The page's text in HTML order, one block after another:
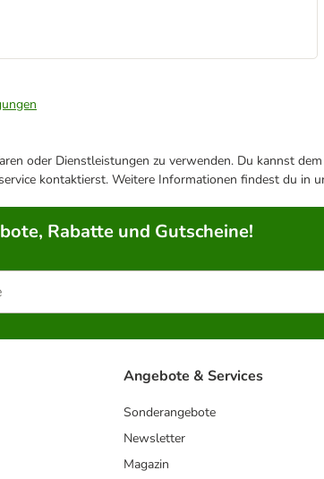
oder Dienstleistungen zu verwenden. Du kannst
kontaktierst. Weitere Informationen findest du in
Rabatte und Gutscheine!
Angebote & Services
Sonderangebote
Newsletter
Magazin